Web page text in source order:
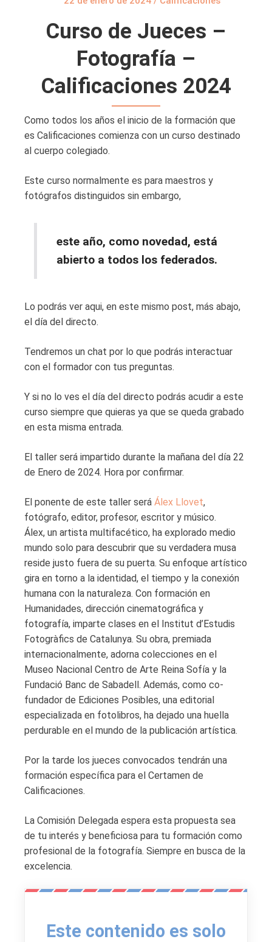
Curso de Jueces –
Fotografía –
Calificaciones 2024
Como todos los años el inicio de la formación que
es Calificaciones comienza con un curso destinado
al cuerpo colegiado.
Este curso normalmente es para maestros y
fotógrafos distinguidos sin embargo,
este año, como novedad, está
abierto a todos los federados.
Lo podrás ver aqui, en este mismo post, más abajo,
el día del directo.
Tendremos un chat por lo que podrás interactuar
con el formador con tus preguntas.
Y si no lo ves el día del directo podrás acudir a este
curso siempre que quieras ya que se queda grabado
en esta misma entrada.
El taller será impartido durante la mañana del día 22
de Enero de 2024. Hora por confirmar.
El ponente de este taller será Álex Llovet,
fotógrafo, editor, profesor, escritor y músico.
Álex, un artista multifacético, ha explorado medio
mundo solo para descubrir que su verdadera musa
reside justo fuera de su puerta. Su enfoque artístico
gira en torno a la identidad, el tiempo y la conexión
humana con la naturaleza. Con formación en
Humanidades, dirección cinematográfica y
fotografía, imparte clases en el Institut d’Estudis
Fotogràfics de Catalunya. Su obra, premiada
internacionalmente, adorna colecciones en el
Museo Nacional Centro de Arte Reina Sofía y la
Fundació Banc de Sabadell. Además, como co-
fundador de Ediciones Posibles, una editorial
especializada en fotolibros, ha dejado una huella
perdurable en el mundo de la publicación artística.
Por la tarde los jueces convocados tendrán una
formación específica para el Certamen de
Calificaciones.
La Comisión Delegada espera esta propuesta sea
de tu interés y beneficiosa para tu formación como
profesional de la fotografía. Siempre en busca de la
excelencia.
Este contenido es solo